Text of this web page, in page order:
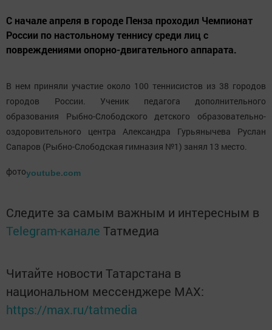
С начале апреля в городе Пенза проходил Чемпионат
России по настольному теннису среди лиц с
повреждениями опорно-двигательного аппарата.
В нем приняли участие около 100 теннисистов из 38 городов
городов России. Ученик педагога дополнительного
образования Рыбно-Слободского детского образовательно-
оздоровительного центра Александра Гурьянычева Руслан
Сапаров (Рыбно-Слободская гимназия №1) занял 13 место.
фотоyoutube.com
Следите за самым важным и интересным в
Telegram-канале Татмедиа
Читайте новости Татарстана в
национальном мессенджере MАХ:
https://max.ru/tatmedia